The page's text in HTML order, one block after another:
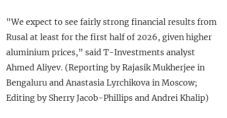
"We expect ‌to see fairly strong financial results from
Rusal at least for the first half of 2026, given higher ​
aluminium prices,” said T-Investments analyst
Ahmed Aliyev. (Reporting by Rajasik Mukherjee in
Bengaluru ‌and Anastasia Lyrchikova in Moscow;
Editing by Sherry Jacob-Phillips and Andrei Khalip)